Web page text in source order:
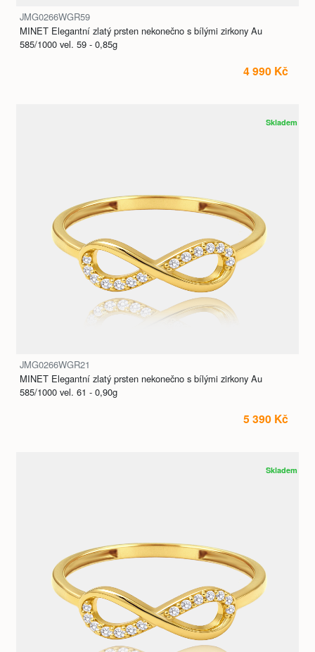
JMG0266WGR59
MINET Elegantní zlatý prsten nekonečno s bílými zirkony Au
585/1000 vel. 59 - 0,85g
4 990 Kč
Skladem
JMG0266WGR21
MINET Elegantní zlatý prsten nekonečno s bílými zirkony Au
585/1000 vel. 61 - 0,90g
5 390 Kč
Skladem